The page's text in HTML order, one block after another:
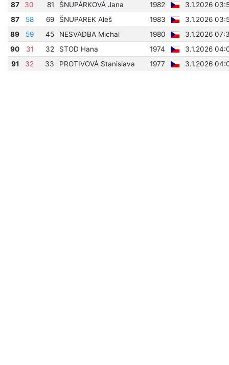
87
30 81 ŠNUPÁRKOVÁ Jana 1982
3.1.2026
87
58 69 ŠNUPAREK Aleš 1983
3.1.2026
89
59 45 NESVADBA Michal 1980
3.1.2026
90
31 32 STOD Hana 1974
3.1.2026
91
32 33 PROTIVOVÁ Stanislava 1977 3.1.2026